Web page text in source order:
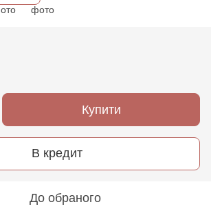
Купити
В кредит
До обраного